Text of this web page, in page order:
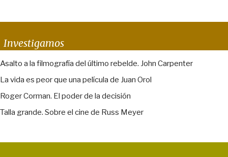
Investigamos
Asalto a la filmografía del último rebelde. John Carpenter
La vida es peor que una película de Juan Orol
Roger Corman. El poder de la decisión
Talla grande. Sobre el cine de Russ Meyer